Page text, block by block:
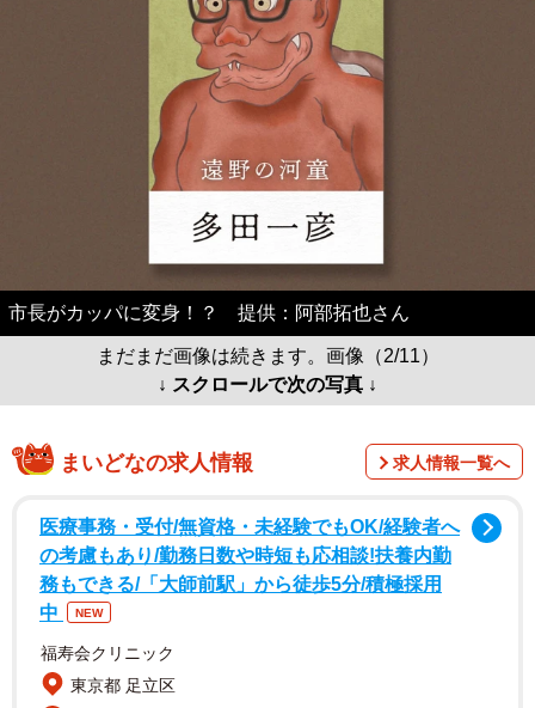
市長がカッパに変身！？ 提供：阿部拓也さん
まだまだ画像は続きます。画像（2/11）
↓ スクロールで次の写真 ↓
まいどなの求人情報 求人情報一覧へ
医療事務・受付/無資格・未経験でもOK/経験者へ
の考慮もあり/勤務日数や時短も応相談!扶養内勤
務もできる/「大師前駅」から徒歩5分/積極採用
中
NEW
福寿会クリニック
東京都 足立区